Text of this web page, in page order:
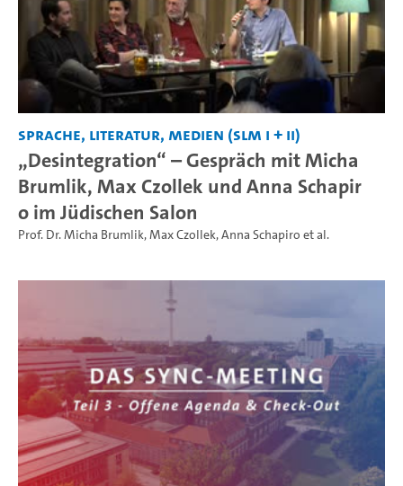
Sprache, Literatur, Medien (SLM I + II)
„Desintegration“ – Gespräch mit Micha
Brumlik, Max Czollek und Anna Schapir
o im Jüdischen Salon
Prof. Dr. Micha Brumlik,Max Czollek,Anna Schapiro et al.